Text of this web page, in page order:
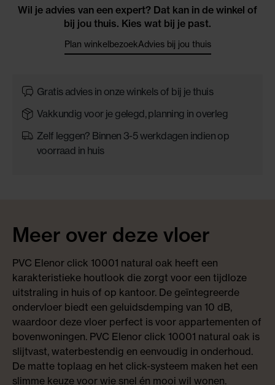
Wil je advies van een expert? Dat kan in de winkel of
bij jou thuis. Kies wat bij je past.
Plan winkelbezoekAdvies bij jou thuis
Gratis advies in onze winkels of bij je thuis
Vakkundig voor je gelegd, planning in overleg
Zelf leggen? Binnen 3-5 werkdagen indien op
voorraad in huis
Meer over deze vloer
PVC Elenor click 10001 natural oak heeft een
karakteristieke houtlook die zorgt voor een tijdloze
uitstraling in huis of op kantoor. De geïntegreerde
ondervloer biedt een geluidsdemping van 10 dB,
waardoor deze vloer perfect is voor appartementen of
bovenwoningen. PVC Elenor click 10001 natural oak is
slijtvast, waterbestendig en eenvoudig in onderhoud.
De matte toplaag en het click-systeem maken het een
slimme keuze voor wie snel én mooi wil wonen.